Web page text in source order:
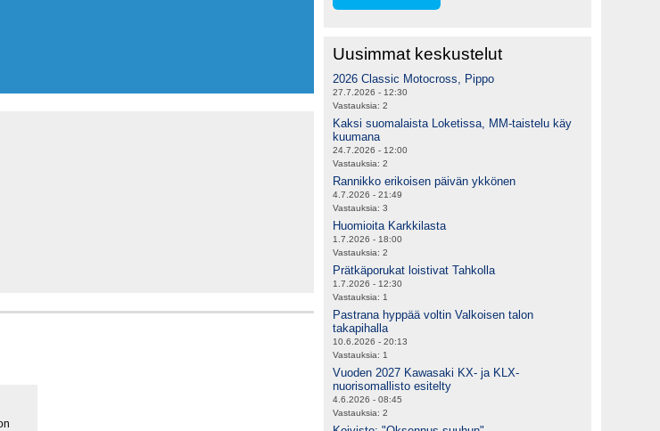
Uusimmat keskustelut
2026 Classic Motocross, Pippo
27.7.2026 - 12:30
Vastauksia: 2
Kaksi suomalaista Loketissa, MM-taistelu käy
kuumana
24.7.2026 - 12:00
Vastauksia: 2
Rannikko erikoisen päivän ykkönen
4.7.2026 - 21:49
Vastauksia: 3
Huomioita Karkkilasta
1.7.2026 - 18:00
Vastauksia: 2
Prätkäporukat loistivat Tahkolla
1.7.2026 - 12:30
Vastauksia: 1
Pastrana hyppää voltin Valkoisen talon
takapihalla
10.6.2026 - 20:13
Vastauksia: 1
Vuoden 2027 Kawasaki KX- ja KLX-
nuorisomallisto esitelty
4.6.2026 - 08:45
Vastauksia: 2